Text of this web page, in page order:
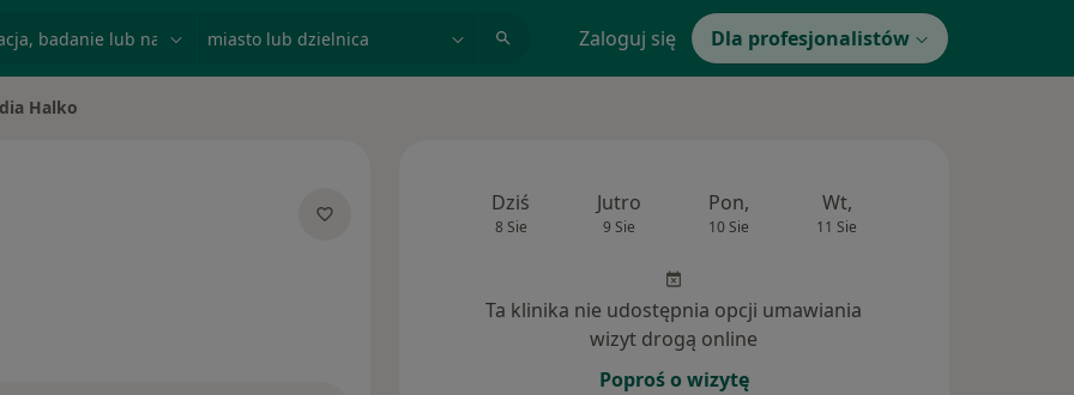
Zaloguj się Dla profesjonalistów
Halko
Dziś
8 Sie
Jutro
9 Sie
Pon,
10 Sie
Wt,
11 Sie
Ta klinika nie udostępnia opcji umawiania
wizyt drogą online
Poproś o wizytę